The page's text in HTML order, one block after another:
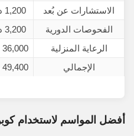
الاستشارات عن بُعد
1,200 درهم
الفحوصات الدورية
3,200 درهم
الرعاية المنزلية
36,000 درهم
الإجمالي
49,400 درهم
أفضل المواسم لاستخدام